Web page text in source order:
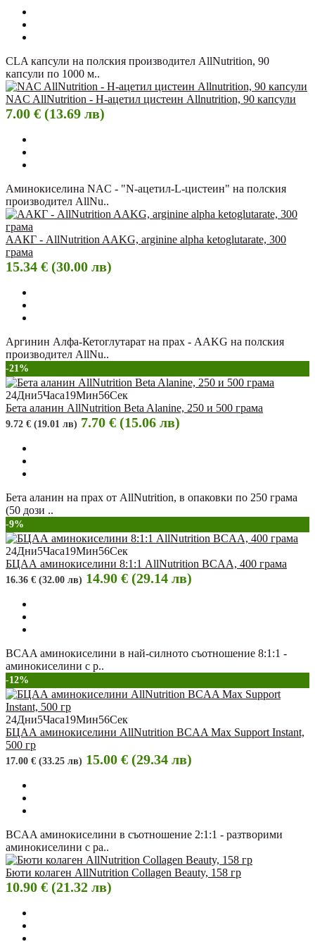
CLA капсули на полския производител AllNutrition, 90
капсули по 1000 м..
NAC AllNutrition - Н-ацетил цистеин Allnutrition, 90 капсули
7.00 € (13.69 лв)
Аминокиселина NAC - "N-ацетил-L-цистеин" на полския
производител AllNu..
ААКГ - AllNutrition AAKG, arginine alpha ketoglutarate, 300
грама
15.34 € (30.00 лв)
Аргинин Алфа-Кетоглутарат на прах - AAKG на полския
производител AllNu..
-21%
24Дни5Часа19Мин55Сек
Бета аланин AllNutrition Beta Alanine, 250 и 500 грама
9.72 € (19.01 лв) 7.70 € (15.06 лв)
Бета аланин на прах от AllNutrition, в опаковки по 250 грама
(50 дози ..
-9%
24Дни5Часа19Мин55Сек
БЦАА аминокиселини 8:1:1 AllNutrition BCAA, 400 грама
16.36 € (32.00 лв) 14.90 € (29.14 лв)
BCAA аминокиселини в най-силното съотношение 8:1:1 -
аминокиселини с р..
-12%
24Дни5Часа19Мин55Сек
БЦАА аминокиселини AllNutrition BCAA Max Support Instant,
500 гр
17.00 € (33.25 лв) 15.00 € (29.34 лв)
BCAA аминокиселини в съотношение 2:1:1 - разтворими
аминокиселини с ра..
Бюти колаген AllNutrition Collagen Beauty, 158 гр
10.90 € (21.32 лв)